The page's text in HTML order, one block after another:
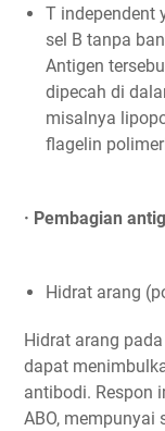
T independent
sel B tanpa
Antigen
dipecah di
misalnya
flagelin
· Pembagian
Hidrat arang
Hidrat arang
dapat
antibodi. Respon
ABO,